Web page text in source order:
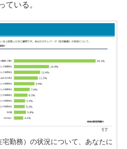
ている。
宅勤務）の状況について、あなたに